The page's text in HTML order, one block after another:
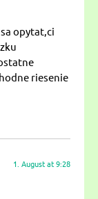
opytat,ci
riesenie
1. August at 9:28